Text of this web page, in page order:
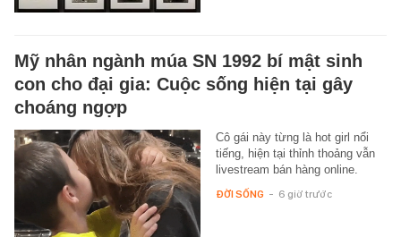
Mỹ nhân ngành múa SN 1992 bí mật sinh
con cho đại gia: Cuộc sống hiện tại gây
choáng ngợp
Cô gái này từng là hot girl nổi
tiếng, hiện tại thỉnh thoảng vẫn
livestream bán hàng online.
ĐỜI SỐNG - 6 giờ trước